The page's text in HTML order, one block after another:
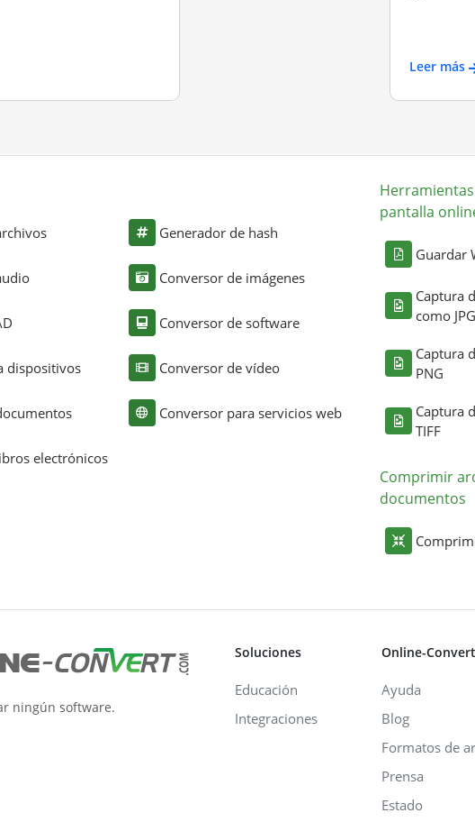
Leer más
dispositivos
electrónicos
Generador de hash
Conversor de imágenes
Conversor de software
Conversor de vídeo
Conversor para servicios web
pantalla
Guardar
Captura
como JPG
Captura
PNG
Captura
TIFF
Comprimir
documentos
ningún software.
Soluciones
Educación
Integraciones
Online-Convert
Ayuda
Blog
Formatos de
Prensa
Estado